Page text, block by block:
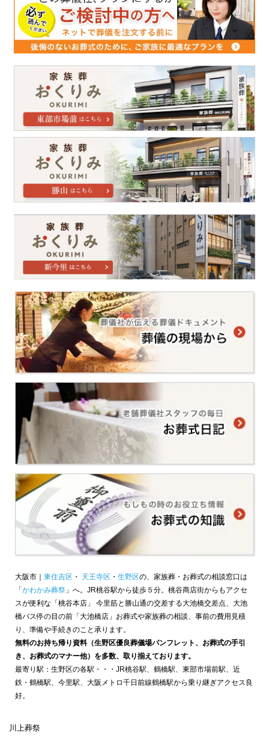
大阪市｜ 東住吉区 ・ 天王寺区 ・ 生野区の、家族葬・お葬式の相談窓口は
「かわかみ葬祭 」へ。JR桃谷駅から徒歩５分。桃谷商店街からもアクセ
スが便利な「桃谷本店」 今里筋と勝山通の交差する大池橋交差点、大池
橋バス停の目の前「大池橋店」お葬式や家族葬の相談、事前の費用見積
り、準備や手続きのこと承ります。
無料のお持ち帰り資料（生野区優良葬儀場パンフレット、お葬式の手引
き、お葬式のマナー他）を多数、取り揃えております。
最寄り駅：生野区の各駅・・・JR桃谷駅、鶴橋駅、東部市場前駅、近
鉄・鶴橋駅、今里駅、大阪メトロ千日前線鶴橋駅から乗り継ぎアクセス良
好。
川上葬祭